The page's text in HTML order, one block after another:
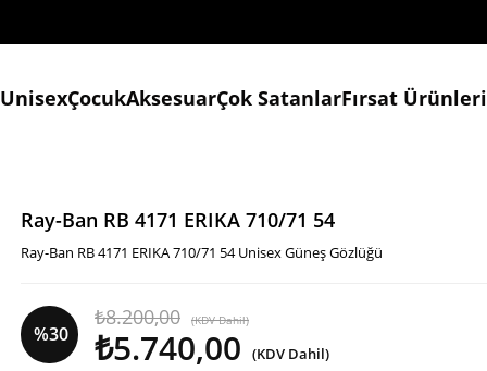
UnisexÇocukAksesuarÇok SatanlarFırsat Ürünleri
Ray-Ban RB 4171 ERIKA 710/71 54
Ray-Ban RB 4171 ERIKA 710/71 54 Unisex Güneş Gözlüğü
%30
₺8.200,00 (KDV Dahil)
₺5.740,00 (KDV Dahil)